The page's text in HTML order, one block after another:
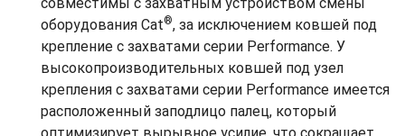
оборудования Cat®, за исключением ковшей под
крепление с захватами серии Performance. У
высокопроизводительных ковшей под узел
крепления с захватами серии Performance имеется
расположенный заподлицо палец, который